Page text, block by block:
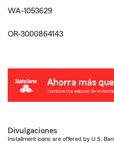
WA-1053629
OR-3000864143
Divulgaciones
Installment loans are offered by U.S.